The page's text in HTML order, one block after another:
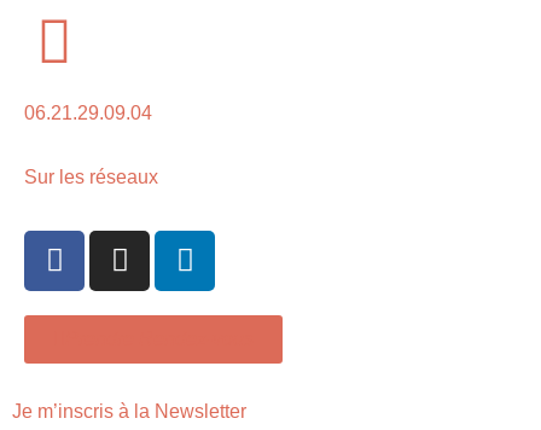
06.21.29.09.04
Sur les réseaux
Je m’inscris à la Newsletter